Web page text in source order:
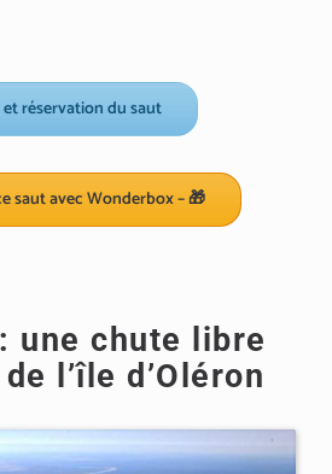
réservation du saut
saut avec Wonderbox – 🎁
une chute libre
l’île d’Oléron